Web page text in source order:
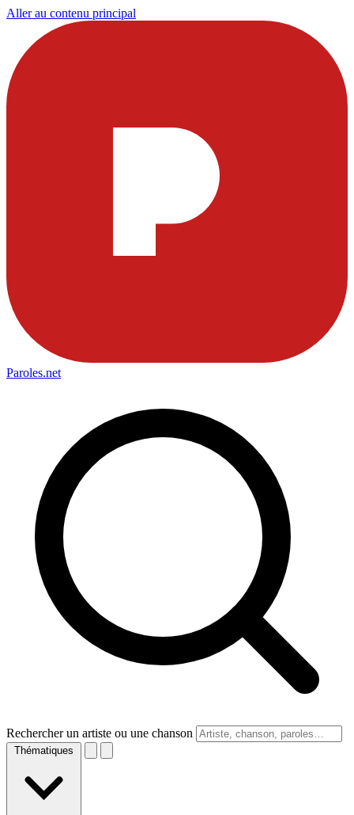
Aller au contenu principal
Paroles.net
Rechercher un artiste ou une chanson
Thématiques